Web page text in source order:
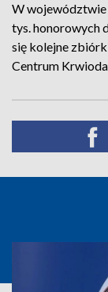
W
tys. honorowych
się kolejne
Centrum